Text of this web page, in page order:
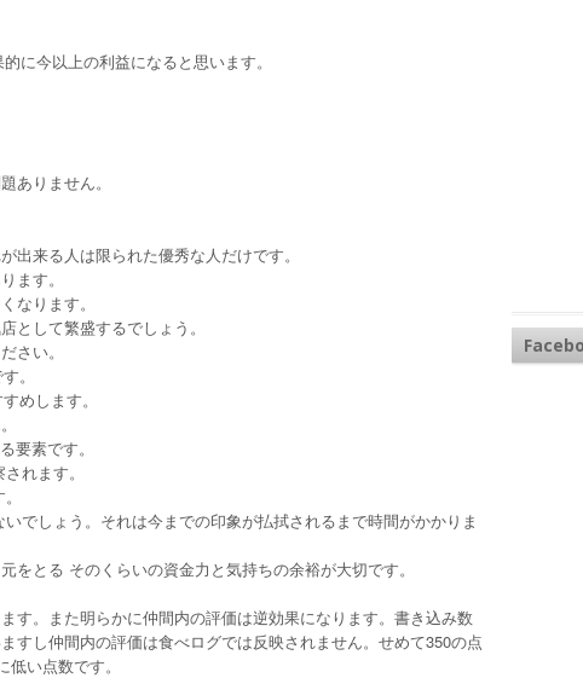
に今以上の利益になると思います。
ありません。
出来る人は限られた優秀な人だけです。
ます。
なります。
として繁盛するでしょう。
さい。
。
めします。
要素です。
れます。
でしょう。それは今までの印象が払拭されるまで時間がかかりま
をとる そのくらいの資金力と気持ちの余裕が大切です。
す。また明らかに仲間内の評価は逆効果になります。書き込み数
すし仲間内の評価は食べログでは反映されません。せめて350の点
い点数です。